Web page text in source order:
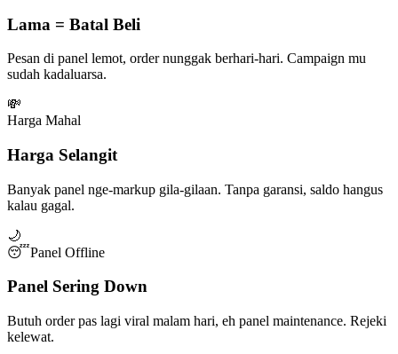
Lama = Batal Beli
Pesan di panel lemot, order nunggak berhari-hari. Campaign mu
sudah kadaluarsa.
💸
Harga Mahal
Harga Selangit
Banyak panel nge-markup gila-gilaan. Tanpa garansi, saldo hangus
kalau gagal.
🌙
😴Panel Offline
Panel Sering Down
Butuh order pas lagi viral malam hari, eh panel maintenance. Rejeki
kelewat.